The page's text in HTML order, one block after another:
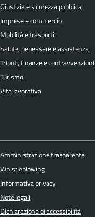
Giustizia e sicurezza pubblica
Imprese e commercio
Mobilità e trasporti
Salute, benessere e assistenza
Tributi, finanze e contravvenzioni
Turismo
Vita lavorativa
Amministrazione trasparente
Whistleblowing
Informativa privacy
Note legali
Dichiarazione di accessibilità